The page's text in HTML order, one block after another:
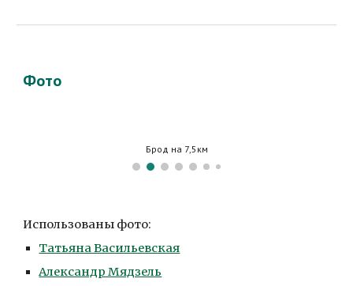
Фото
Брод на 7,5км
Использованы фото:
Татьяна Васильевская
Александр Мядзель